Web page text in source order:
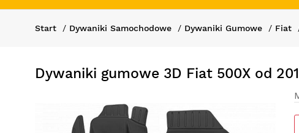
Start Dywaniki Samochodowe Dywaniki Gumowe Fiat
Dywaniki gumowe 3D Fiat 500X od